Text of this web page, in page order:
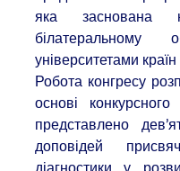
яка заснована
білатеральному
університетами
Робота конгресу
основі
представлено
доповідей